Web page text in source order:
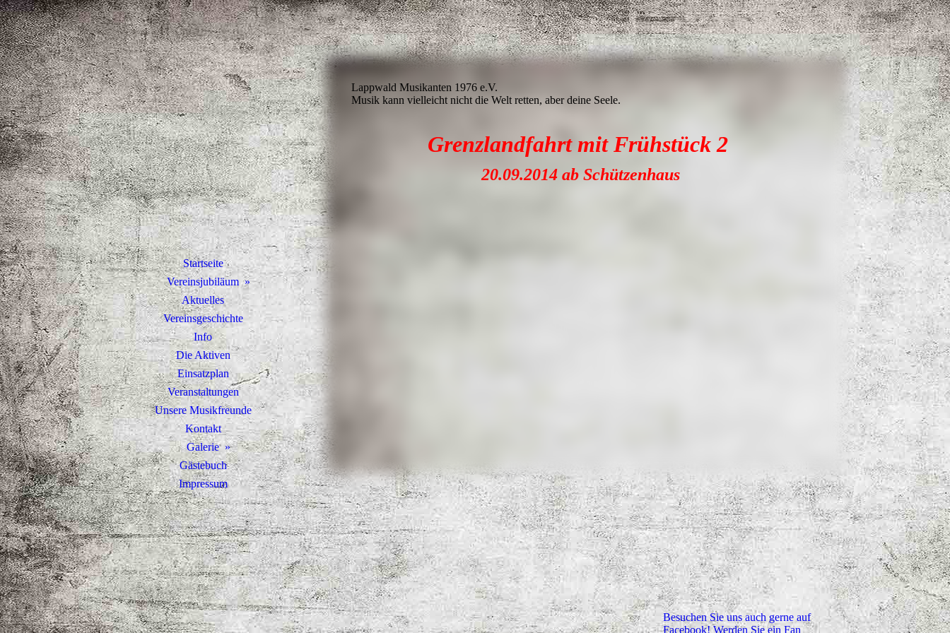
Startseite
Vereinsjubiläum
Aktuelles
Vereinsgeschichte
Info
Die Aktiven
Einsatzplan
Veranstaltungen
Unsere Musikfreunde
Kontakt
Galerie
Gästebuch
Impressum
Lappwald Musikanten 1976 e.V.
Musik kann vielleicht nicht die Welt retten, aber deine Seele.
Grenzlandfahrt mit Frühstück 2
20.09.2014 ab Schützenhaus
Besuchen Sie uns auch gerne auf
Facebook! Werden Sie ein Fan